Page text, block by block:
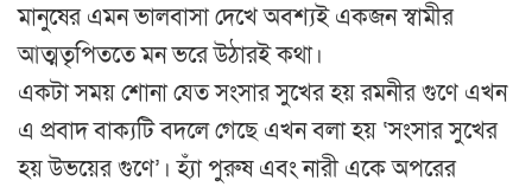
মানুষের এমন ভালবাসা দেখে অবশ্যই একজন স্বামীর
আত্মতৃপিততে মন ভরে উঠারই কথা।
একটা সময় শোনা যেত সংসার সুখের হয় রমনীর গুণে এখন
এ প্রবাদ বাক্যটি বদলে গেছে এখন বলা হয় ‘সংসার সুখের
হয় উভয়ের গুণে’। হ্যাঁ পুরুষ এবং নারী একে অপরের